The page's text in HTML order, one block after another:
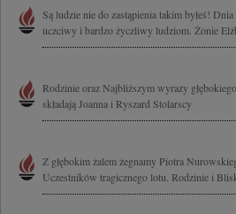
Są ludzie nie do zastąpienia takim byłeś!
uczciwy i bardzo życzliwy ludziom. Żonie
Rodzinie oraz Najbliższym wyrazy
składają Joanna i Ryszard Stolarscy
Z głębokim żalem żegnamy Piotra
Uczestników tragicznego lotu. Rodzinie i